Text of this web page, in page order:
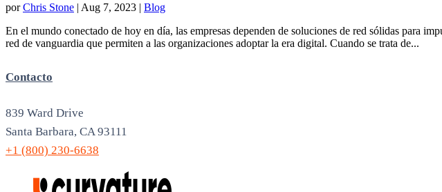
porChris Stone | Aug 7, 2023 | Blog
En el mundo conectado de hoy en día, las empresas dependen de soluciones de red sólidas para
red de vanguardia que permiten a las organizaciones adoptar la era digital. Cuando se trata de...
Contacto
839 Ward Drive
Santa Barbara, CA 93111
+1 (800) 230-6638